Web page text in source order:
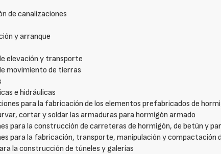
de canalizaciones
y arranque
elevación y transporte
movimiento de tierras
e hidráulicas
para la fabricación de los elementos prefabricados de
cortar y soldar las armaduras para hormigón armado
para la construcción de carreteras de hormigón, de betún y
para la fabricación, transporte, manipulación y compactación
la construcción de túneles y galerías